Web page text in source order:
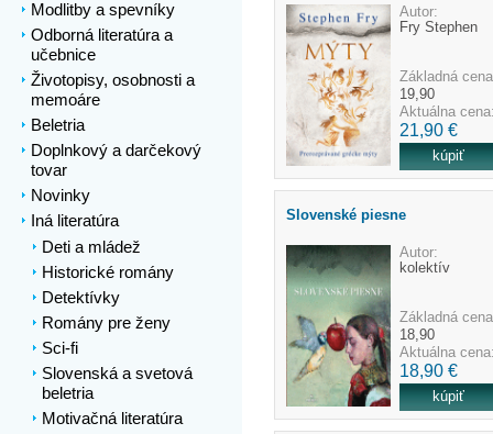
Autor:
Fry Stephen
Základná
19,90
Aktuálna
21,90 €
Slovenské piesne
Autor:
kolektív
Základná
18,90
Aktuálna
18,90 €
Modlitby a spevníky
Odborná literatúra a
učebnice
Životopisy, osobnosti a
memoáre
Beletria
Doplnkový a darčekový
tovar
Novinky
Iná literatúra
Deti a mládež
Historické romány
Detektívky
Romány pre ženy
Sci-fi
Slovenská a svetová
beletria
Motivačná literatúra